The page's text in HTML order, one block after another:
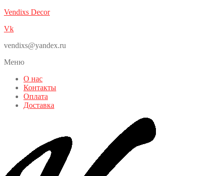
Vendixs Decor
Vk
vendixs@yandex.ru
Меню
О нас
Контакты
Оплата
Доставка